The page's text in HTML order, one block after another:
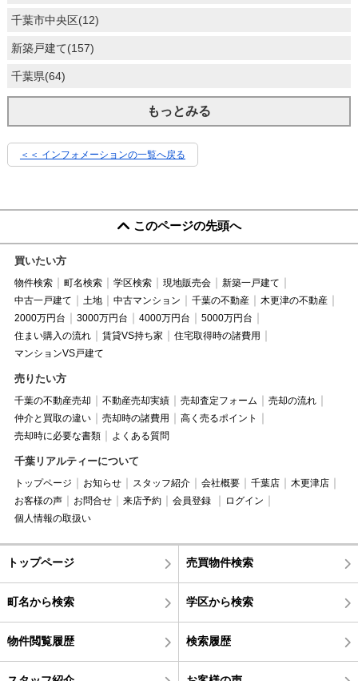
千葉市中央区(12)
新築戸建て(157)
千葉県(64)
もっとみる
＜＜ インフォメーションの一覧へ戻る
このページの先頭へ
買いたい方
物件検索 町名検索 学区検索 現地販売会
新築一戸建て
中古一戸建て
土地 中古マンション 千葉の不動産
木更津の不動産
2000万円台
3000万円台 4000万円台
5000万円台
住まい購入の流れ
賃貸VS持ち家
住宅取得時の諸費用
マンションVS戸建て
売りたい方
千葉の不動産売却 不動産売却実績 売却査定フォーム
売却の流れ
仲介と買取の違い
売却時の諸費用
高く売るポイント
売却時に必要な書類
よくある質問
千葉リアルティーについて
トップページ お知らせ スタッフ紹介 会社概要 千葉店
木更津店
お客様の声
お問合せ 来店予約 会員登録
ログイン
個人情報の取扱い
トップページ 売買物件検索
町名から検索 学区から検索
物件閲覧履歴 検索履歴